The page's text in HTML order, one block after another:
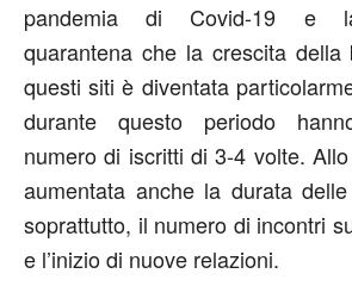
pandemia di Covid-19 e
quarantena che la crescita
questi siti è diventata
durante questo periodo
numero di iscritti di 3-4 volte.
aumentata anche la durata
soprattutto, il numero di incontri
e l’inizio di nuove relazioni.